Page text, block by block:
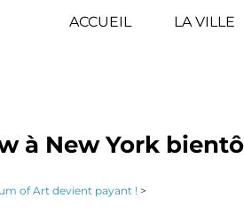
ACCUEIL LA VILLE
à New York
of Art devient payant ! >